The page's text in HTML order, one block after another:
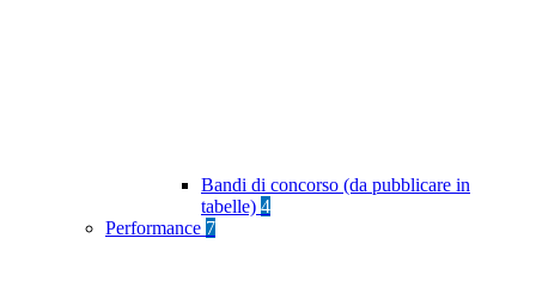
Bandi di concorso (da pubblicare in
tabelle) 4
Performance 7